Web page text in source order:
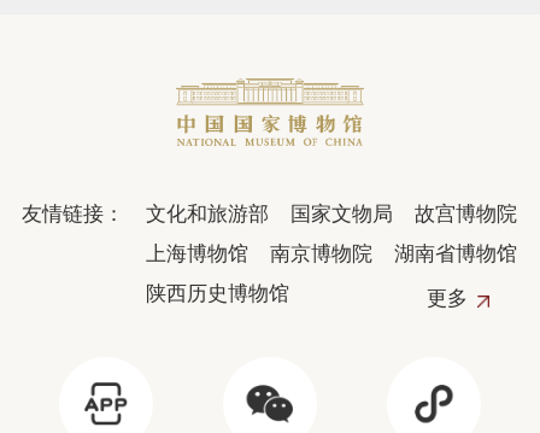
友情链接： 文化和旅游部 国家文物局
故宫博物院
上海博物馆
南京博物院
湖南省博物馆
陕西历史博物馆
更多